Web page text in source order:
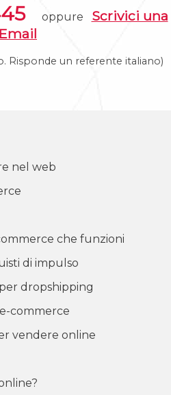
oppure Scrivici una
Email
Risponde un referente italiano)
nel web
che funzioni
di impulso
dropshipping
commerce
vendere online